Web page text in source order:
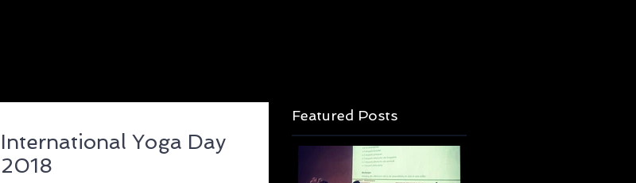
International Yoga Day
2018
Featured Posts